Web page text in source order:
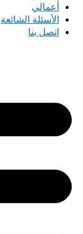
أعمالي
الأسئلة الشائعة
اتصل بنا